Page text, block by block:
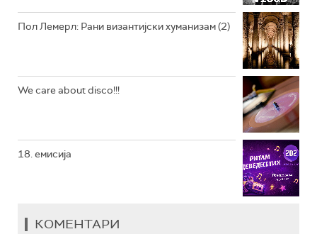
Пол Лемерл: Рани византијски хуманизам (2)
We care about disco!!!
18. емисија
КОМЕНТАРИ